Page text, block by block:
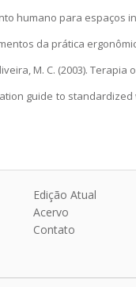
humano para espaços
da prática
M. C. (2003).
guide to
Edição Atual
Acervo
Contato